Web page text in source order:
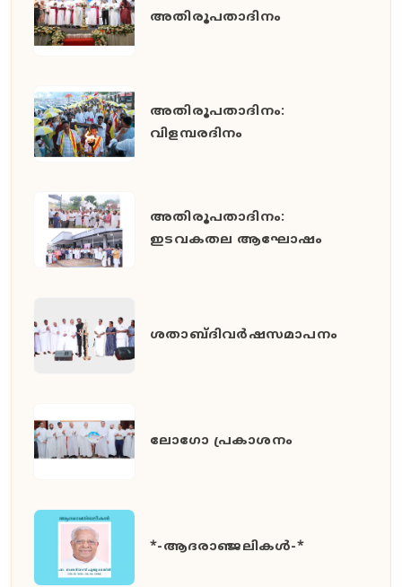
അതിരൂപതാദിനം
അതിരൂപതാദിനം:
വിളമ്പരദിനം
അതിരൂപതാദിനം:
ഇടവകതല ആഘോഷം
ശതാബ്ദിവർഷസമാപനം
ലോഗോ പ്രകാശനം
*-ആദരാഞ്ജലികൾ-*